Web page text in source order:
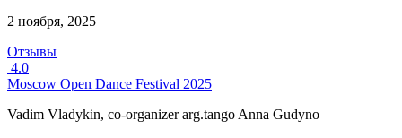
2 ноября, 2025
Отзывы
4.0
Moscow Open Dance Festival 2025
Vadim Vladykin, co-organizer arg.tango Anna Gudyno